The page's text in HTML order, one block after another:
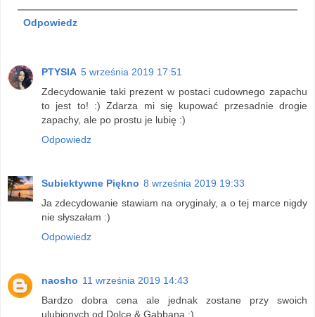
Odpowiedz
PTYSIA 5 września 2019 17:51
Zdecydowanie taki prezent w postaci cudownego zapachu
to jest to! :) Zdarza mi się kupować przesadnie drogie
zapachy, ale po prostu je lubię :)
Odpowiedz
Subiektywne Piękno 8 września 2019 19:33
Ja zdecydowanie stawiam na oryginały, a o tej marce nigdy
nie słyszałam :)
Odpowiedz
naosho 11 września 2019 14:43
Bardzo dobra cena ale jednak zostane przy swoich
ulubionych od Dolce & Gabbana :)